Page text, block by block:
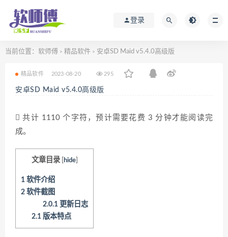
登录
当前位置： 软师傅 > 精品软件 > 安卓SD Maid v5.4.0高级版
精品软件 2023-08-20 295
安卓SD Maid v5.4.0高级版
共计 1110 个字符，预计需要花费 3 分钟才能阅读完
成。
文章目录 hide]
1 软件介绍
2 软件截图
2.0.1更新日志
2.1 版本特点